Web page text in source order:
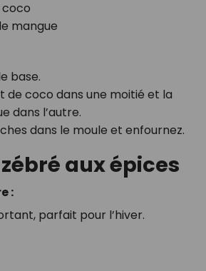
coco
mangue
base.
de coco dans une moitié et la
dans l’autre.
dans le moule et enfournez.
aux épices
:
parfait pour l’hiver.